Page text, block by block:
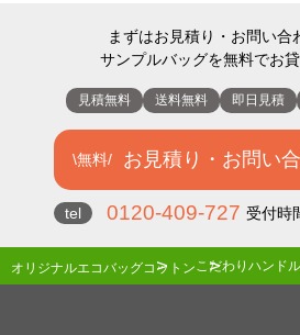
まずはお見積り・お問い合
サンプルバッグを無料でお
見積無料 送料無料 即日見積
\無料/ お見積り・お問い
tel 0120-409-727 受付時
オリジナルエコバッグコットンこだわりハンド